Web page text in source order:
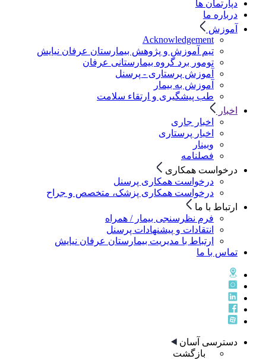
دپارتمان ها
درباره ما
آموزش
Acknowledgement
تیم آموزش و پژوهش بیمارستان عرفان نیایش
تومور برد گروه بیمارستانی عرفان
آموزش پرستاری - پرسنل
آموزش به بیمار
طب پیشگیری و ارتقاء سلامت
اخبار
اخبار جاری
اخبار پرستاری
وبینار
فصلنامه
درخواست همکاری
درخواست همکاری پرسنل
درخواست همکاری پزشک، متخصص و جراح
ارتباط با ما
فرم نظرسنجی بیمار / همراه
انتقادات و پیشنهادات پرسنل
ارتباط با مدیریت بیمارستان عرفان نیایش
تماس با ما
دسترسی آسان
بازگشت